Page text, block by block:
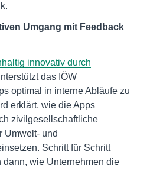
Umgang mit Feedback
innovativ durch
das IÖW
optimal in interne Abläufe zu
erklärt, wie die Apps
zivilgesellschaftliche
Umwelt- und
Schritt für Schritt
wie Unternehmen die